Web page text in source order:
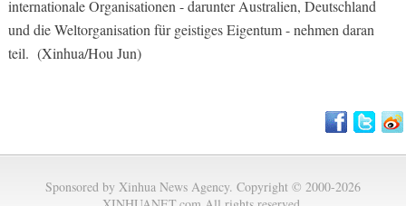
internationale Organisationen - darunter Australien, Deutschland
und die Weltorganisation für geistiges Eigentum - nehmen daran
teil. (Xinhua/Hou Jun)
Sponsored by Xinhua News Agency. Copyright © 2000-2026